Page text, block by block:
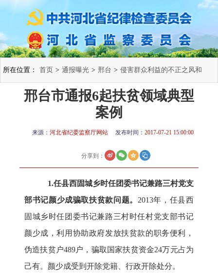
所在位置： 首页 > 通报曝光 > 邢台 > 侵害群众利益的不正之风和
腐败问题 >
邢台市通报6起扶贫领域典型
案例
来源： 河北省纪委监察厅网站 发布时间： 2017-07-21 15:00:00
分享到：
1.任县西固城乡时任团委书记兼路三村党支
部书记颜少成骗取扶贫款问题。 2013年，任县西
固城乡时任团委书记兼路三村时任村党支部书记
颜少成，利用协助政府发放扶贫款的职务便利，
伪造扶贫户489户，骗取国家扶贫资金24万元占为
己有。颜少成受到开除党籍、行政开除处分。